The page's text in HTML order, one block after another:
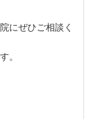
にぜひご相談く
。